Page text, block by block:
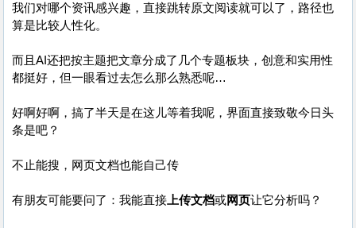
我们对哪个资讯感兴趣，直接跳转原文阅读就可以了，路径也
算是比较人性化。
而且AI还把按主题把文章分成了几个专题板块，创意和实用性
都挺好，但一眼看过去怎么那么熟悉呢…
好啊好啊，搞了半天是在这儿等着我呢，界面直接致敬今日头
条是吧？
不止能搜，网页文档也能自己传
有朋友可能要问了：我能直接 上传文档或网页让它分析吗？